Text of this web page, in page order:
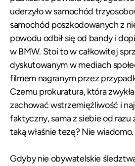
uderzyło w samochód
samochód poszkodowanych z
powodu odbił się od bandy i
w BMW. Stoi to w całkowitej
dyskutowanym w mediach
filmem nagranym przez
Czemu prokuratura, która
zachować wstrzemięźliwość i
faktyczny, sama z siebie od razu
taką właśnie tezę? Nie wiadomo.
Gdyby nie obywatelskie